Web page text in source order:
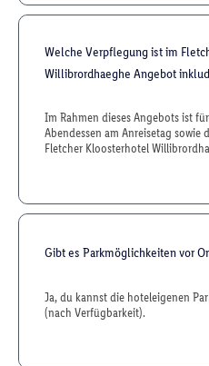
Welche Verpflegung ist im
Willibrordhaeghe Angebot
Im Rahmen dieses Angebots ist
Abendessen am Anreisetag sowie
Fletcher Kloosterhotel
Gibt es Parkmöglichkeiten vor
Ja, du kannst die hoteleigenen
(nach Verfügbarkeit).